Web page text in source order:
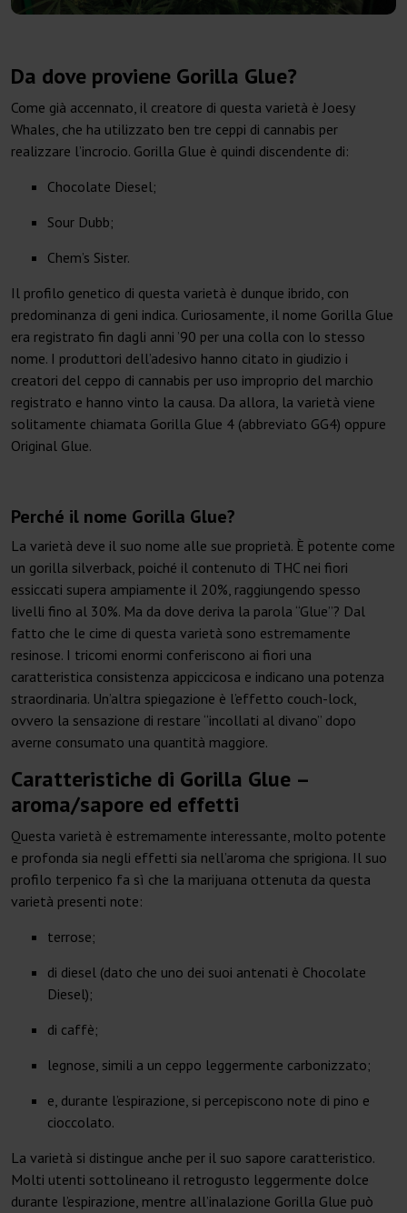
Da dove proviene Gorilla Glue?
Come già accennato, il creatore di questa varietà è Joesy
Whales, che ha utilizzato ben tre ceppi di cannabis per
realizzare l’incrocio. Gorilla Glue è quindi discendente di:
Chocolate Diesel;
Sour Dubb;
Chem’s Sister.
Il profilo genetico di questa varietà è dunque ibrido, con
predominanza di geni indica. Curiosamente, il nome Gorilla Glue
era registrato fin dagli anni ’90 per una colla con lo stesso
nome. I produttori dell’adesivo hanno citato in giudizio i
creatori del ceppo di cannabis per uso improprio del marchio
registrato e hanno vinto la causa. Da allora, la varietà viene
solitamente chiamata Gorilla Glue 4 (abbreviato GG4) oppure
Original Glue.
Perché il nome Gorilla Glue?
La varietà deve il suo nome alle sue proprietà. È potente come
un gorilla silverback, poiché il contenuto di THC nei fiori
essiccati supera ampiamente il 20%, raggiungendo spesso
livelli fino al 30%. Ma da dove deriva la parola “Glue”? Dal
fatto che le cime di questa varietà sono estremamente
resinose. I tricomi enormi conferiscono ai fiori una
caratteristica consistenza appiccicosa e indicano una potenza
straordinaria. Un’altra spiegazione è l’effetto couch-lock,
ovvero la sensazione di restare “incollati al divano” dopo
averne consumato una quantità maggiore.
Caratteristiche di Gorilla Glue –
aroma/sapore ed effetti
Questa varietà è estremamente interessante, molto potente
e profonda sia negli effetti sia nell’aroma che sprigiona. Il suo
profilo terpenico fa sì che la marijuana ottenuta da questa
varietà presenti note:
terrose;
di diesel (dato che uno dei suoi antenati è Chocolate
Diesel);
di caffè;
legnose, simili a un ceppo leggermente carbonizzato;
e, durante l’espirazione, si percepiscono note di pino e
cioccolato.
La varietà si distingue anche per il suo sapore caratteristico.
Molti utenti sottolineano il retrogusto leggermente dolce
durante l’espirazione, mentre all’inalazione Gorilla Glue può